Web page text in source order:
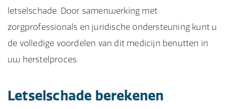
letselschade. Door samenwerking met
zorgprofessionals en juridische ondersteuning kunt u
de volledige voordelen van dit medicijn benutten in
uw herstelproces.
Letselschade berekenen